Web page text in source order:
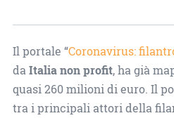
Il portale “Coronavirus:
daItalia non profit, ha già
quasi 260 milioni di euro. Il
tra i principali attori della